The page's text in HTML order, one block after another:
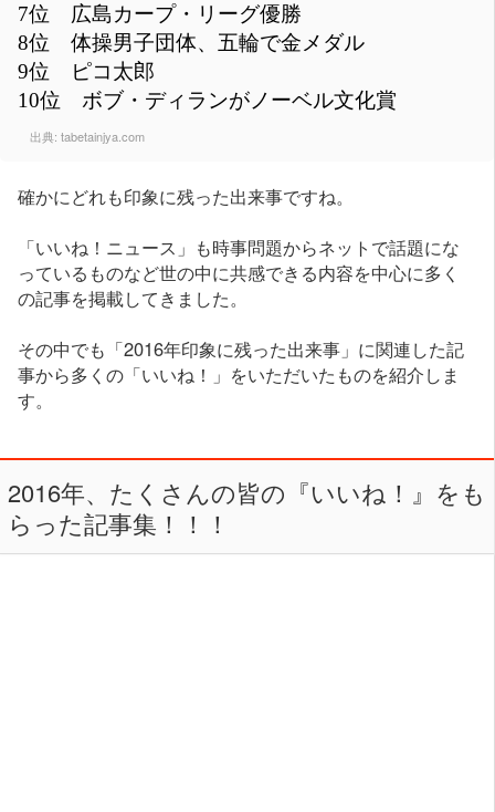
7位 広島カープ・リーグ優勝
8位 体操男子団体、五輪で金メダル
9位 ピコ太郎
10位 ボブ・ディランがノーベル文化賞
出典: tabetainjya.com
確かにどれも印象に残った出来事ですね。
「いいね！ニュース」も時事問題からネットで話題にな
っているものなど世の中に共感できる内容を中心に多く
の記事を掲載してきました。
その中でも「2016年印象に残った出来事」に関連した記
事から多くの「いいね！」をいただいたものを紹介しま
す。
2016年、たくさんの皆の『いいね！』をも
らった記事集！！！